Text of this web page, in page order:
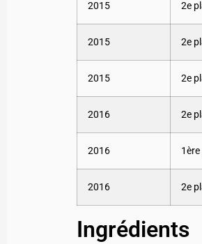
2015 2e
2015 2e
2015 2e
2016 2e
2016
2016 2e
Ingrédients